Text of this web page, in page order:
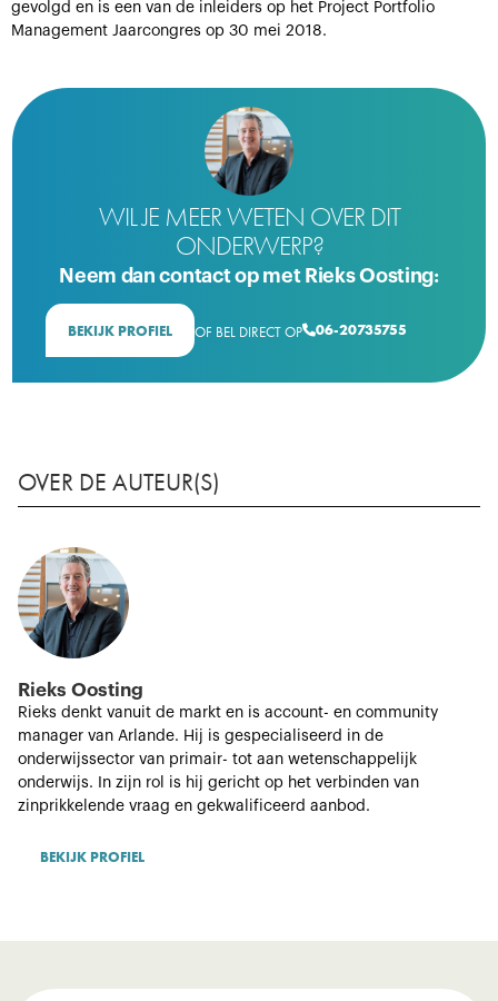
gevolgd en is een van de inleiders op het Project Portfolio
Management Jaarcongres op 30 mei 2018.
WIL JE MEER WETEN OVER DIT
ONDERWERP?
Neem dan contact op met Rieks Oosting:
BEKIJK PROFIEL OF BEL DIRECT OP06-20735755
OVER DE AUTEUR(S)
Rieks Oosting
Rieks denkt vanuit de markt en is account- en community
manager van Arlande. Hij is gespecialiseerd in de
onderwijssector van primair- tot aan wetenschappelijk
onderwijs. In zijn rol is hij gericht op het verbinden van
zinprikkelende vraag en gekwalificeerd aanbod.
BEKIJK PROFIEL